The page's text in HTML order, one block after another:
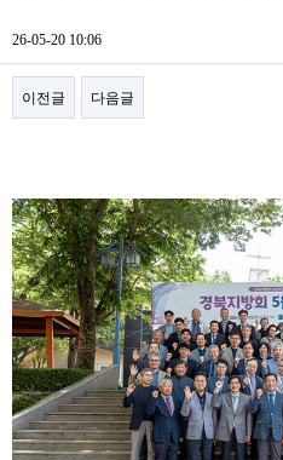
26-05-20 10:06
이전글 다음글